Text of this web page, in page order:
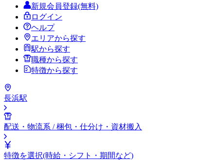
新規会員登録(無料)
ログイン
ヘルプ
エリアから探す
駅から探す
職種から探す
特徴から探す
長浜駅
配送・物流系 / 梱包・仕分け・資材搬入
特徴を選択(時給・シフト・期間など)